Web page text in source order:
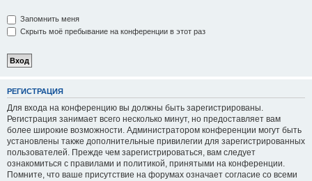
Запомнить меня
Скрыть моё пребывание на конференции в этот раз
РЕГИСТРАЦИЯ
Для входа на конференцию вы должны быть зарегистрированы.
Регистрация занимает всего несколько минут, но предоставляет вам
более широкие возможности. Администратором конференции могут быть
установлены также дополнительные привилегии для зарегистрированных
пользователей. Прежде чем зарегистрироваться, вам следует
ознакомиться с правилами и политикой, принятыми на конференции.
Помните, что ваше присутствие на форумах означает согласие со всеми